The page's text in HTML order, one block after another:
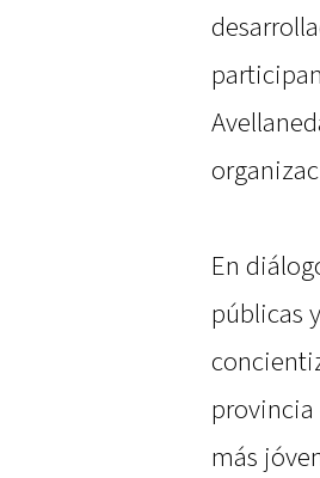
En
públicas
provincia
más